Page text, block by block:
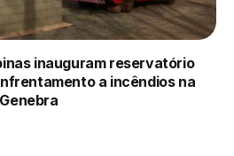
inauguram reservatório
a incêndios na